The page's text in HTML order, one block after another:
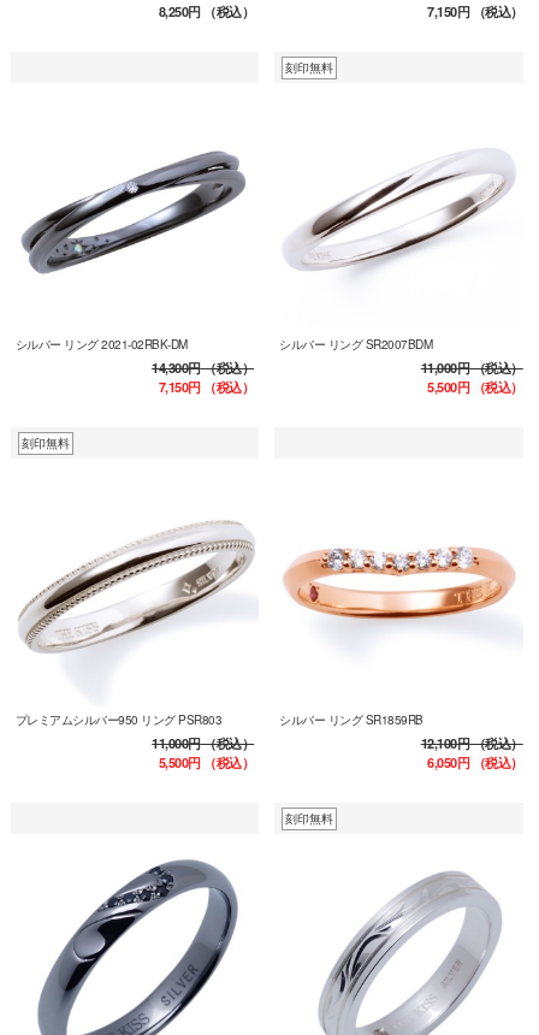
8,250円（税込） 7,150円（税込）
シルバー リング 2021-02RBK-DM
14,300円（税込）
7,150円（税込）
刻印無料
シルバー リング SR2007BDM
11,000円（税込）
5,500円（税込）
刻印無料
プレミアムシルバー950 リング PSR803
11,000円（税込）
5,500円（税込）
シルバー リング SR1859RB
12,100円（税込）
6,050円（税込）
刻印無料